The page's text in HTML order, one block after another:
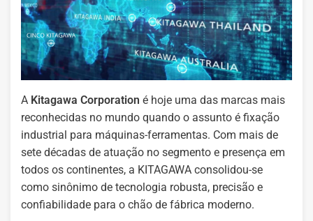
A Kitagawa Corporation é hoje uma das marcas mais
reconhecidas no mundo quando o assunto é fixação
industrial para máquinas-ferramentas. Com mais de
sete décadas de atuação no segmento e presença em
todos os continentes, a KITAGAWA consolidou-se
como sinônimo de tecnologia robusta, precisão e
confiabilidade para o chão de fábrica moderno.